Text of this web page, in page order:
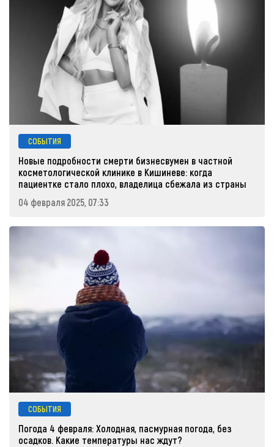
СОБЫТИЯ
Новые подробности смерти бизнесвумен в частной
косметологической клинике в Кишиневе: когда
пациентке стало плохо, владелица сбежала из страны
04 февраля 2025, 07:33
СОБЫТИЯ
Погода 4 февраля: Холодная, пасмурная погода, без
осадков. Какие температуры нас ждут?